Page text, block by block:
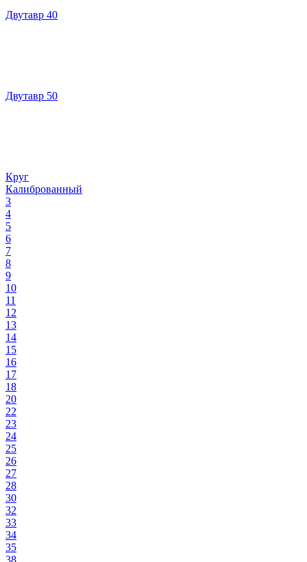
Двутавр 40
Двутавр 50
Круг
Калиброванный
3
4
5
6
7
8
9
10
11
12
13
14
15
16
17
18
20
22
23
24
25
26
27
28
30
32
33
34
35
38